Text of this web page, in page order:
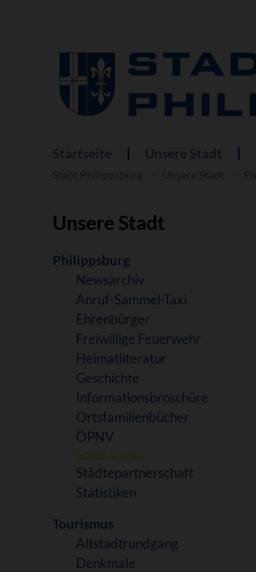
Navigation
überspringen
Startseite Unsere Stadt
Unsere Stadt
Navigation
überspringen
Philippsburg
Newsarchiv
Anruf-Sammel-Taxi
Ehrenbürger
Freiwillige Feuerwehr
Heimatliteratur
Geschichte
Informationsbroschüre
Ortsfamilienbücher
ÖPNV
Stadtarchiv
Städtepartnerschaft
Statistiken
Tourismus
Altstadtrundgang
Denkmale